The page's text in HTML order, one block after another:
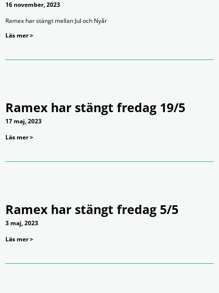
16 november, 2023
Ramex har stängt mellan Jul och Nyår
Läs mer >
Ramex har stängt fredag 19/5
17 maj, 2023
Läs mer >
Ramex har stängt fredag 5/5
3 maj, 2023
Läs mer >